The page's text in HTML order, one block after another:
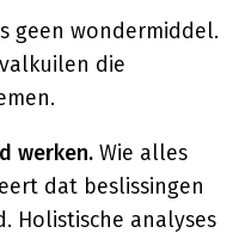
geen wondermiddel.
die
werken. Wie alles
dat beslissingen
Holistische analyses